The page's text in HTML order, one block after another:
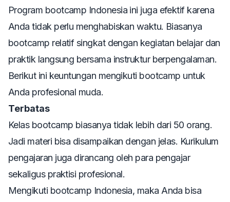
Program bootcamp Indonesia ini juga efektif karena
Anda tidak perlu menghabiskan waktu. Biasanya
bootcamp relatif singkat dengan kegiatan belajar dan
praktik langsung bersama instruktur berpengalaman.
Berikut ini keuntungan mengikuti bootcamp untuk
Anda profesional muda.
Terbatas
Kelas bootcamp biasanya tidak lebih dari 50 orang.
Jadi materi bisa disampaikan dengan jelas. Kurikulum
pengajaran juga dirancang oleh para pengajar
sekaligus praktisi profesional.
Mengikuti bootcamp Indonesia, maka Anda bisa